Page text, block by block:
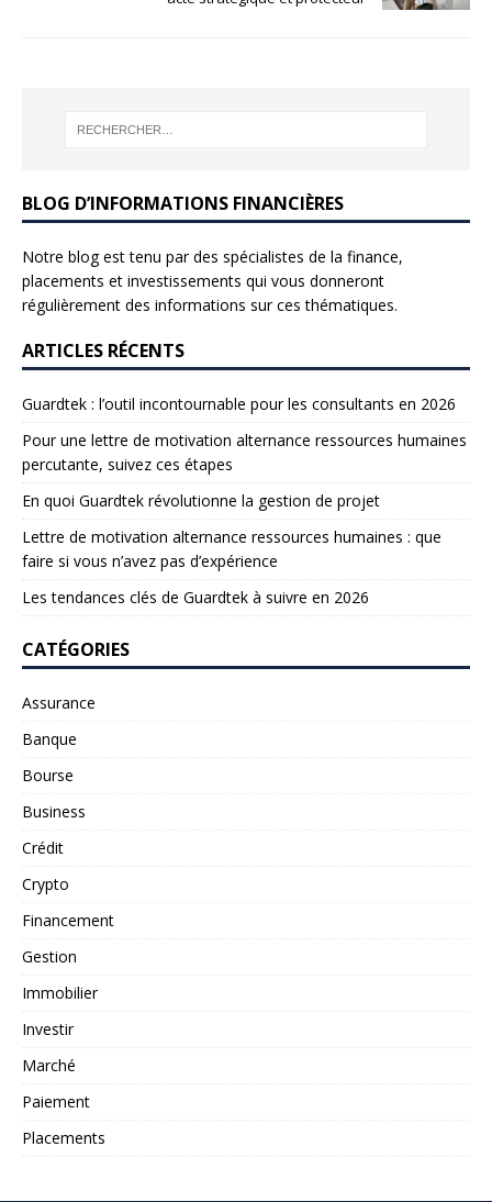
BLOG D’INFORMATIONS FINANCIÈRES
Notre blog est tenu par des spécialistes de la finance,
placements et investissements qui vous donneront
régulièrement des informations sur ces thématiques.
ARTICLES RÉCENTS
Guardtek : l’outil incontournable pour les consultants en 2026
Pour une lettre de motivation alternance ressources humaines
percutante, suivez ces étapes
En quoi Guardtek révolutionne la gestion de projet
Lettre de motivation alternance ressources humaines : que
faire si vous n’avez pas d’expérience
Les tendances clés de Guardtek à suivre en 2026
CATÉGORIES
Assurance
Banque
Bourse
Business
Crédit
Crypto
Financement
Gestion
Immobilier
Investir
Marché
Paiement
Placements